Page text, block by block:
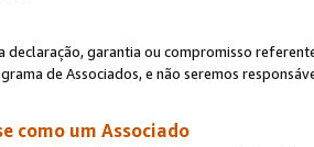
declaração, garantia ou compromisso
de Associados, e não seremos
como um Associado